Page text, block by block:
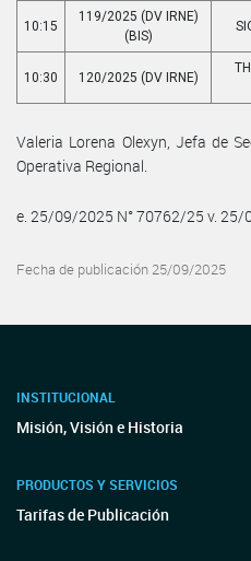
10:15
119/2025 (DV IRNE)
(BIS)
10:30 120/2025 (DV IRNE)
Valeria Lorena Olexyn, Jefa de
Operativa Regional.
e. 25/09/2025 N° 70762/25 v. 25/
Fecha de publicación 25/09/2025
INSTITUCIONAL
Misión, Visión e Historia
PRODUCTOS Y SERVICIOS
Tarifas de Publicación